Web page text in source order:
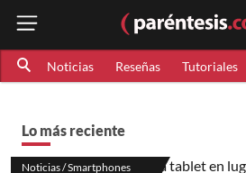
Noticias Reseñas Tutoriales
Lo más reciente
Noticias / Smartphones